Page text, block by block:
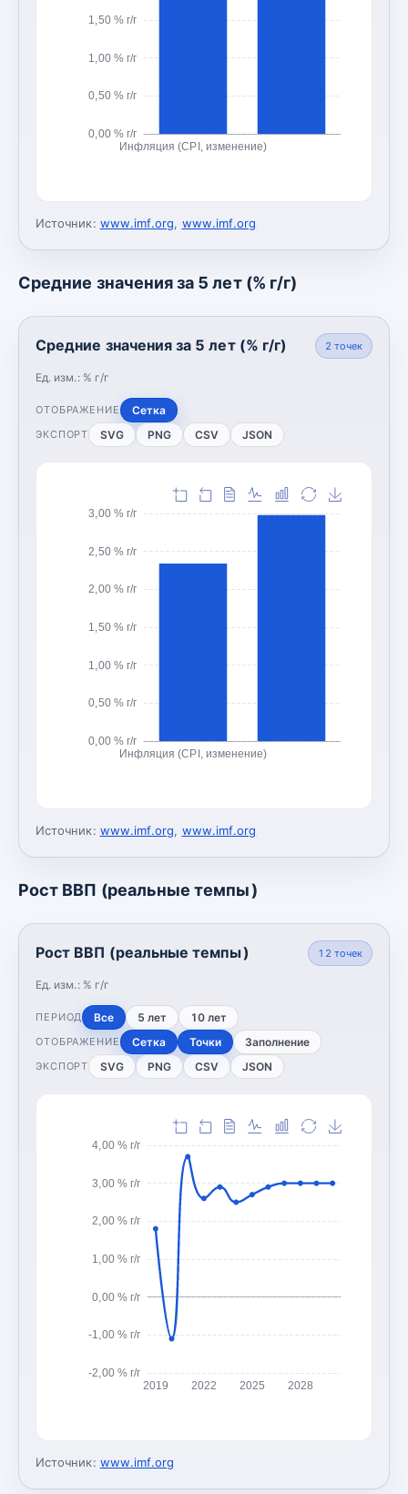
0,00 % г/г
0,50 % г/г
1,00 % г/г
1,50 % г/г
Инфляция (CPI, изменение)
Источник: www.imf.org, www.imf.org
Средние значения за 5 лет (% г/г)
Средние значения за 5 лет (% г/г)
Ед. изм.: % г/г
2 точек
ОТОБРАЖЕНИЕ Сетка
ЭКСПОРТ SVG PNG CSV JSON
0,00 % г/г
0,50 % г/г
1,00 % г/г
1,50 % г/г
2,00 % г/г
2,50 % г/г
3,00 % г/г
Инфляция (CPI, изменение)
Источник: www.imf.org, www.imf.org
Рост ВВП (реальные темпы)
Рост ВВП (реальные темпы)
Ед. изм.: % г/г
12 точек
ПЕРИОД Все 5 лет 10 лет
ОТОБРАЖЕНИЕ Сетка Точки Заполнение
ЭКСПОРТ SVG PNG CSV JSON
-2,00 % г/г
-1,00 % г/г
0,00 % г/г
1,00 % г/г
2,00 % г/г
3,00 % г/г
4,00 % г/г
2019 2022 2025 2028
Источник: www.imf.org